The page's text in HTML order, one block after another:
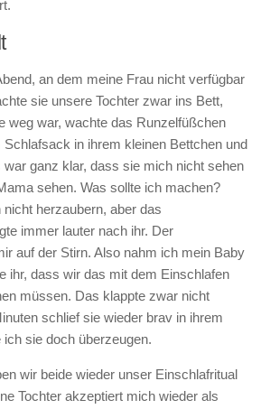
an dem meine Frau nicht verfügbar
sie unsere Tochter zwar ins Bett,
weg war, wachte das Runzelfüßchen
in ihrem kleinen Bettchen und
ganz klar, dass sie mich nicht sehen
sehen. Was sollte ich machen?
herzaubern, aber das
immer lauter nach ihr. Der
auf der Stirn. Also nahm ich mein Baby
ihr, dass wir das mit dem Einschlafen
müssen. Das klappte zwar nicht
schlief sie wieder brav in ihrem
sie doch überzeugen.
wir beide wieder unser Einschlafritual
Tochter akzeptiert mich wieder als